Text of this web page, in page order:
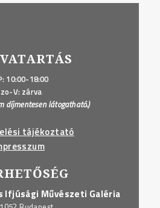
10:00-18:00
V: zárva
díjmentesen látogatható.)
tájékoztató
Ifjúsági Művészeti Galéria